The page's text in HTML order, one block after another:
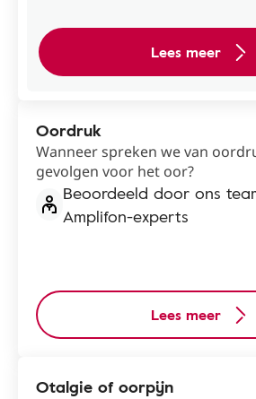
Lees meer
Oordruk
Wanneer spreken we van
gevolgen voor het oor?
Beoordeeld door ons
Amplifon-experts
Lees meer
Otalgie of oorpijn